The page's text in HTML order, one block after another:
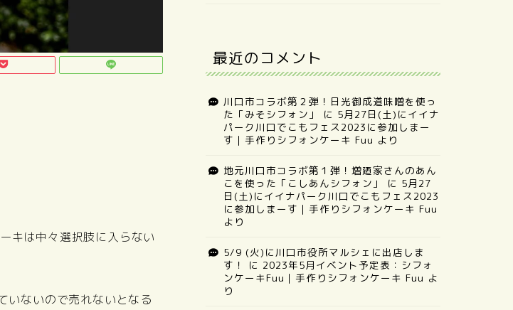
キは中々選択肢に入らない
いないので売れないとなる
最近のコメント
川口市コラボ第２弾！日光御成道味噌を使っ
た「みそシフォン」
に 5月27日(土)にイイナ
パーク川口でこもフェス2023に参加しまー
す｜手作りシフォンケーキ Fuu より
地元川口市コラボ第１弾！増廼家さんのあん
こを使った「こしあんシフォン」
に 5月27
日(土)にイイナパーク川口でこもフェス2023
に参加しまーす｜手作りシフォンケーキ Fuu
より
5/9 (火)に川口市役所マルシェに出店しま
す！
に 2023年5月イベント予定表：シフォ
ンケーキFuu｜手作りシフォンケーキ Fuu よ
り